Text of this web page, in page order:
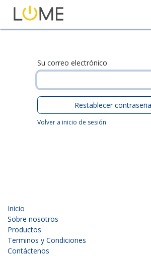
Su correo electrónico
Restablecer contraseña
Volver a inicio de sesión
Inicio
Sobre nosotros
Productos
Terminos y Condiciones
Contáctenos